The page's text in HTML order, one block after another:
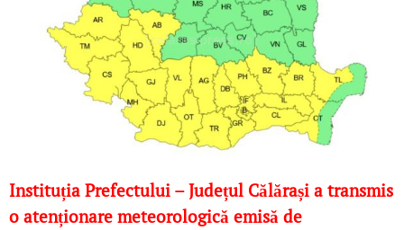
Instituția Prefectului – Județul Călărași a transmis
o atenționare meteorologică emisă de